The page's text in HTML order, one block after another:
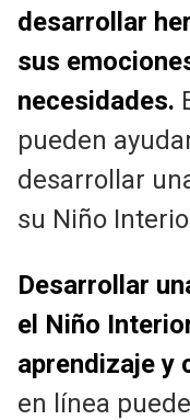
desarrollar
sus
necesidades.
pueden
desarrollar
su Niño
Desarrollar
el Niño
aprendizaje y
en línea